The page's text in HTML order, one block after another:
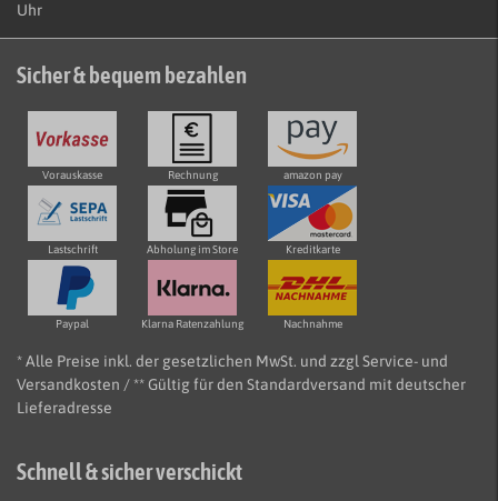
Uhr
Sicher & bequem bezahlen
Vorauskasse Rechnung amazon pay
Lastschrift Abholung im Store Kreditkarte
Paypal Klarna Ratenzahlung Nachnahme
* Alle Preise inkl. der gesetzlichen MwSt. und zzgl Service- und
Versandkosten / ** Gültig für den Standardversand mit deutscher
Lieferadresse
Schnell & sicher verschickt